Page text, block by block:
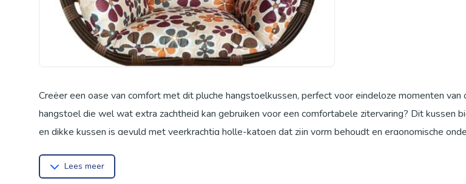
Creëer een oase van comfort met dit pluche hangstoelkussen, perfect voor eindeloze momenten van
hangstoel die wel wat extra zachtheid kan gebruiken voor een comfortabele zitervaring? Dit kussen
en dikke kussen is gevuld met veerkrachtig holle-katoen dat zijn vorm behoudt en ergonomische
hoofdsteunkussen stevig op zijn plaats blijft, terwijl de ademende stof zorgt voor dagelijks comfort en
Lees meer